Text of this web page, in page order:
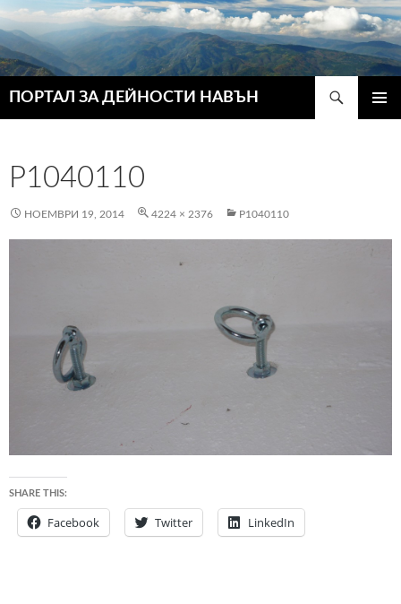
ПОРТАЛ ЗА ДЕЙНОСТИ НАВЪН
P1040110
НОЕМВРИ 19, 2014 4224 × 2376 P1040110
SHARE THIS:
Facebook Twitter LinkedIn